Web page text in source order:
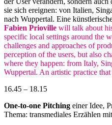
sie sich ereignen: von Italien,
nach Wuppertal. Eine
Fabien Prioville will talk about
specific local settings around the
challenges and approaches of
perception of the users, but also
where they happen: from Italy,
Wuppertal. An artistic practice that
16.45 – 18.15
One-to-one Pitching einer Idee,
Thema: transmediales Erzählen